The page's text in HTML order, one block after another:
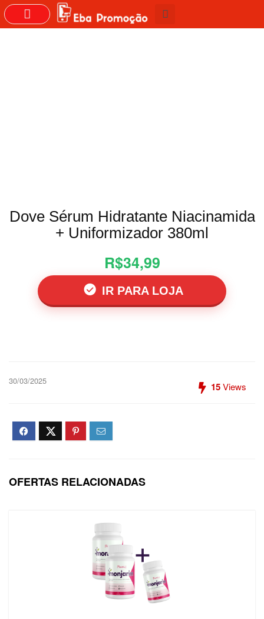
Dove Sérum Hidratante Niacinamida
+ Uniformizador 380ml
R$34,99
IR PARA LOJA
30/03/2025 15Views
OFERTAS RELACIONADAS